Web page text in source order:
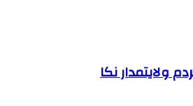
ولایتمدار نکا